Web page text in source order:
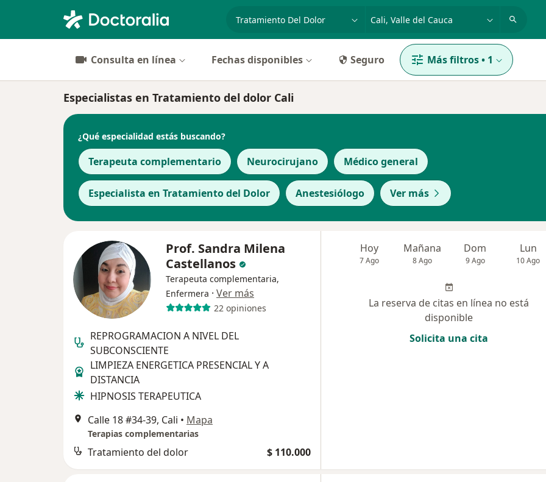
Consulta en línea Fechas disponibles Seguro Más filtros• 1
Especialistas en Tratamiento del dolor Cali
¿Qué especialidad estás buscando?
Terapeuta complementario Neurocirujano Médico general
Especialista en Tratamiento del Dolor Anestesiólogo Ver más
Prof. Sandra Milena
Castellanos
Terapeuta complementaria,
Enfermera · Ver más
22 opiniones
REPROGRAMACION A NIVEL DEL
SUBCONSCIENTE
LIMPIEZA ENERGETICA PRESENCIAL Y A
DISTANCIA
HIPNOSIS TERAPEUTICA
Calle 18 #34-39, Cali • Mapa
Terapias complementarias
Tratamiento del dolor $ 110.000
Hoy
7 Ago
Mañana
8 Ago
Dom
9 Ago
Lun
10 Ago
La reserva de citas en línea no está
disponible
Solicita una cita